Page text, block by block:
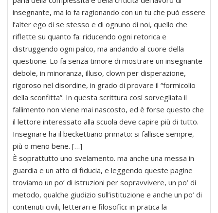
insegnante, ma lo fa ragionando con un tu che può essere
l’alter ego di se stesso e di ognuno di noi, quello che
riflette su quanto fa: riducendo ogni retorica e
distruggendo ogni palco, ma andando al cuore della
questione. Lo fa senza timore di mostrare un insegnante
debole, in minoranza, illuso, clown per disperazione,
rigoroso nel disordine, in grado di provare il “formicolio
della sconfitta”. In questa scrittura così sorvegliata il
fallimento non viene mai nascosto, ed è forse questo che
il lettore interessato alla scuola deve capire più di tutto.
Insegnare ha il beckettiano primato: si fallisce sempre,
più o meno bene. […]
È soprattutto uno svelamento. ma anche una messa in
guardia e un atto di fiducia, e leggendo queste pagine
troviamo un po’ di istruzioni per sopravvivere, un po’ di
metodo, qualche giudizio sull’istituzione e anche un po’ di
contenuti civili, letterari e filosofici: in pratica la